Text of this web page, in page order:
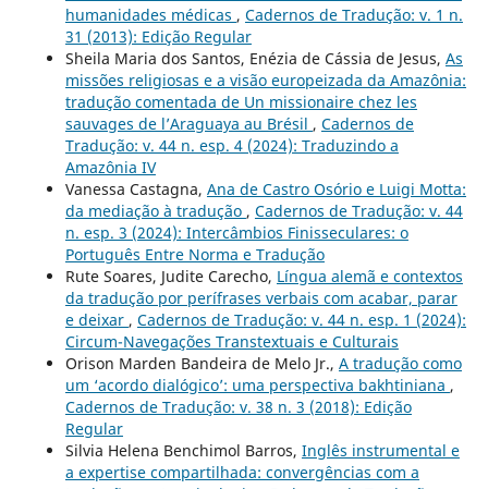
humanidades médicas , Cadernos de Tradução: v. 1 n.
31 (2013): Edição Regular
Sheila Maria dos Santos, Enézia de Cássia de Jesus, As
missões religiosas e a visão europeizada da Amazônia:
tradução comentada de Un missionaire chez les
sauvages de l’Araguaya au Brésil , Cadernos de
Tradução: v. 44 n. esp. 4 (2024): Traduzindo a
Amazônia IV
Vanessa Castagna, Ana de Castro Osório e Luigi Motta:
da mediação à tradução , Cadernos de Tradução: v. 44
n. esp. 3 (2024): Intercâmbios Finisseculares: o
Português Entre Norma e Tradução
Rute Soares, Judite Carecho, Língua alemã e contextos
da tradução por perífrases verbais com acabar, parar
e deixar , Cadernos de Tradução: v. 44 n. esp. 1 (2024):
Circum-Navegações Transtextuais e Culturais
Orison Marden Bandeira de Melo Jr., A tradução como
um ‘acordo dialógico’: uma perspectiva bakhtiniana ,
Cadernos de Tradução: v. 38 n. 3 (2018): Edição
Regular
Silvia Helena Benchimol Barros, Inglês instrumental e
a expertise compartilhada: convergências com a